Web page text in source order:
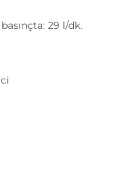
29 l/dk.